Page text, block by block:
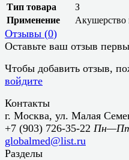
Тип товара
З
Применение
Акушерство
Отзывы (0)
Оставьте ваш отзыв
Чтобы добавить отзыв,
войдите
Контакты
г. Москва, ул. Малая
+7 (903) 726-35-22
globalmed@list.ru
Разделы